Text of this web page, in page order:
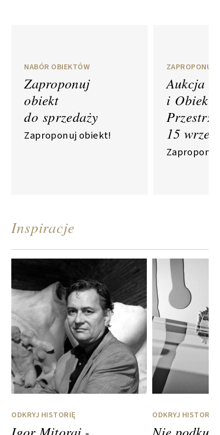
NABÓR OBIEKTÓW
Zaproponuj
obiekt
do sprzedaży
Zaproponuj obiekt!
ZAPROPONUJ
Aukcja
i
15
Inspiracje
ODKRYJ HISTORIĘ ODKRYJ HISTORIĘ